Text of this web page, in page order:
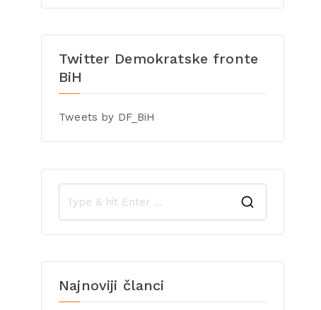
Twitter Demokratske fronte
BiH
Tweets by DF_BiH
Najnoviji članci